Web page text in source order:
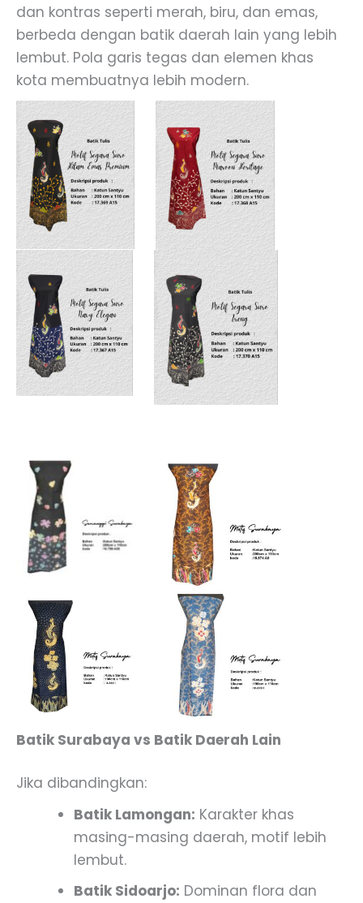
dan kontras seperti merah, biru, dan emas,
berbeda dengan batik daerah lain yang lebih
lembut. Pola garis tegas dan elemen khas
kota membuatnya lebih modern.
Batik Surabaya vs Batik Daerah Lain
Jika dibandingkan:
Batik Lamongan: Karakter khas
masing-masing daerah, motif lebih
lembut.
Batik Sidoarjo: Dominan flora dan